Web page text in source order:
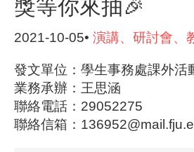
獎等你來抽🎉
2021-10-05• 演講、研討會、
發文單位：學生事務處課外活
業務承辦：王思涵
聯絡電話：29052275
聯絡信箱：